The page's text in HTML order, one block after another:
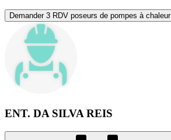
Demander 3 RDV poseurs de pompes à chaleur
ENT. DA SILVA REIS